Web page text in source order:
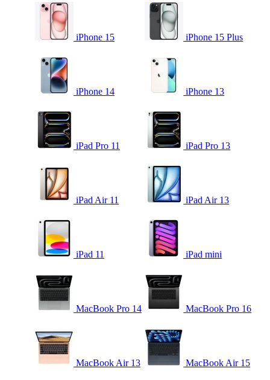
iPhone 15 iPhone 15 Plus
iPhone 14 iPhone 13
iPad Pro 11 iPad Pro 13
iPad Air 11 iPad Air 13
iPad 11 iPad mini
MacBook Pro 14 MacBook Pro 16
MacBook Air 13 MacBook Air 15